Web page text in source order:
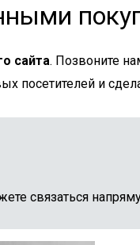
сайта. Позвоните
посетителей и
связаться